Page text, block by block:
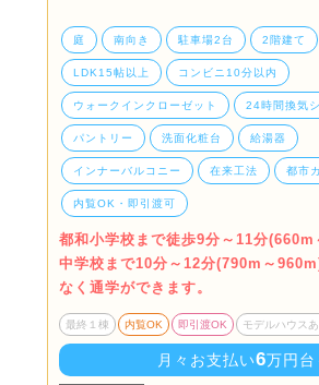
庭 南向き 駐車場2台 2階建て
LDK15帖以上 コンビニ10分以内
ウォークインクローゼット 24時間換気
パントリー 洗面化粧台 給湯器
インナーバルコニー 在来工法 都市
内覧OK・即引渡可
都和小学校まで徒歩9分～11分(660m
中学校まで10分～12分(790m～
なく通学ができます。
最終１棟 内覧OK 即引渡OK モデルハウスあ
月々お支払い6万円台